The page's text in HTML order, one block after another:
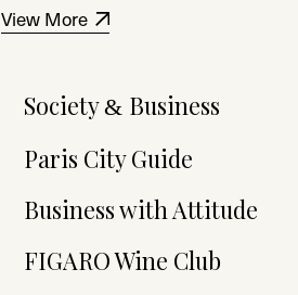
View More
Society& Business
Paris City Guide
Business with Attitude
FIGARO Wine Club